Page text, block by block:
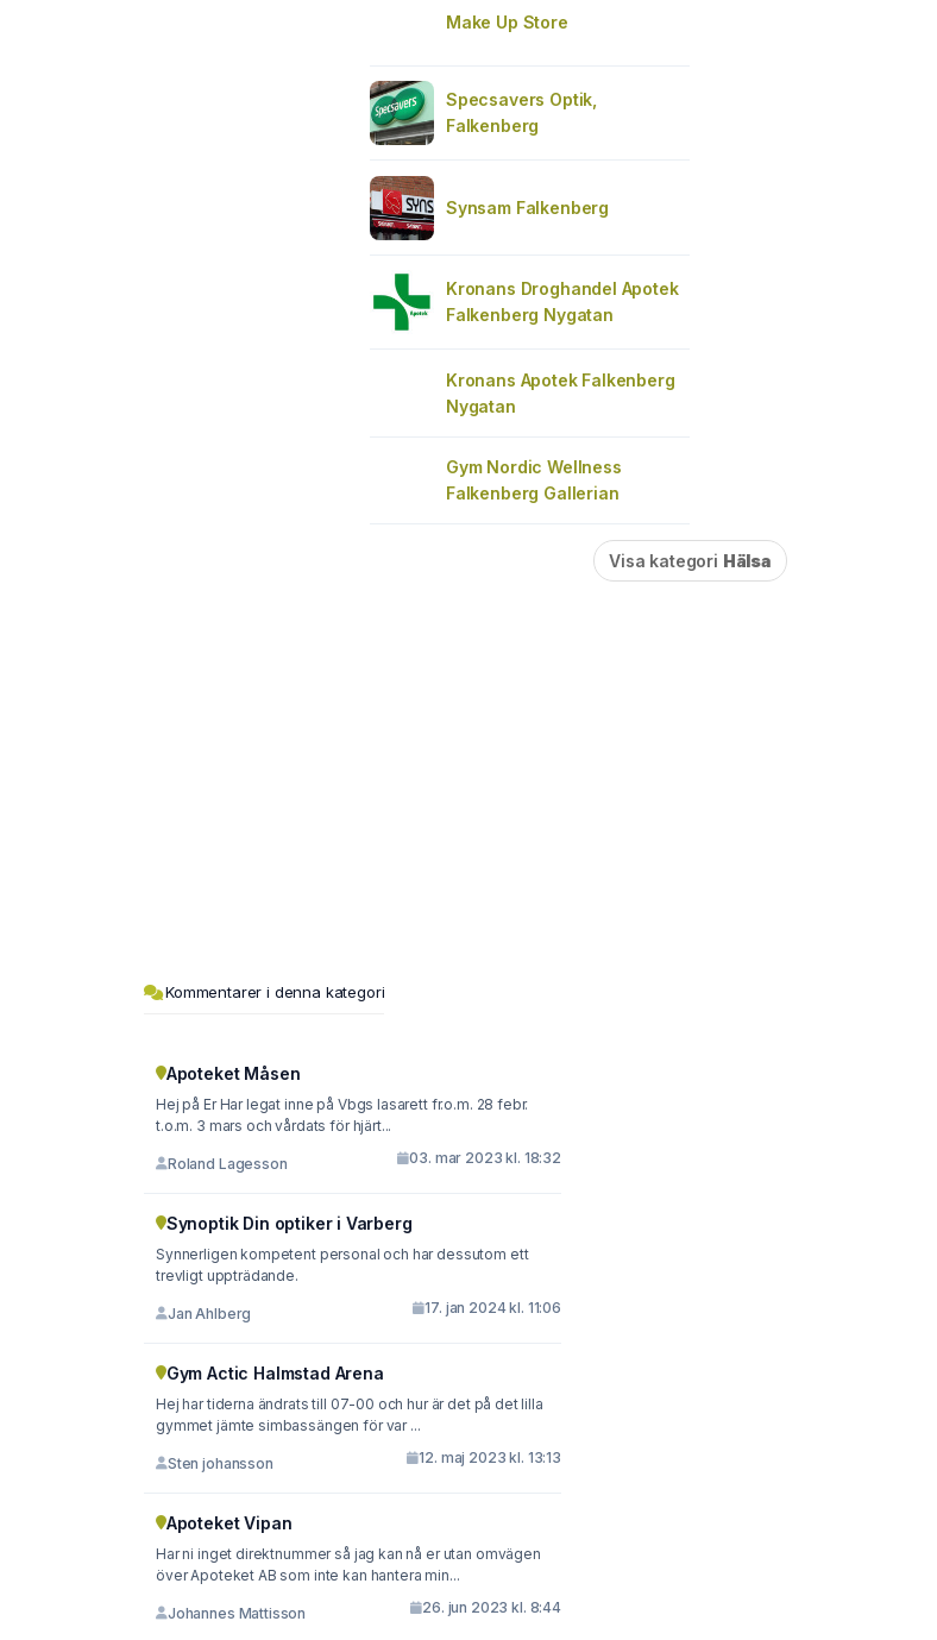
Make Up Store
Specsavers Optik,
Falkenberg
Synsam Falkenberg
Kronans Droghandel Apotek
Falkenberg Nygatan
Kronans Apotek Falkenberg
Nygatan
Gym Nordic Wellness
Falkenberg Gallerian
Visa kategori Hälsa
Kommentarer i denna kategori
Apoteket Måsen
Hej på Er Har legat inne på Vbgs lasarett fr.o.m. 28 febr.
t.o.m. 3 mars och vårdats för hjärt...
Roland Lagesson 03. mar 2023 kl. 18:32
Synoptik Din optiker i Varberg
Synnerligen kompetent personal och har dessutom ett
trevligt uppträdande.
Jan Ahlberg 17. jan 2024 kl. 11:06
Gym Actic Halmstad Arena
Hej har tiderna ändrats till 07-00 och hur är det på det lilla
gymmet jämte simbassängen för var ...
Sten johansson 12. maj 2023 kl. 13:13
Apoteket Vipan
Har ni inget direktnummer så jag kan nå er utan omvägen
över Apoteket AB som inte kan hantera min...
Johannes Mattisson 26. jun 2023 kl. 8:44